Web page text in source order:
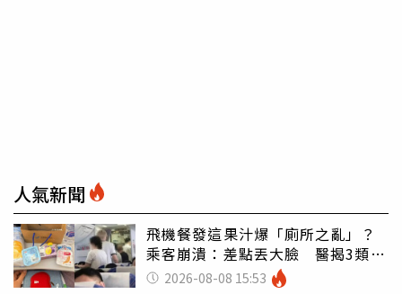
人氣新聞
飛機餐發這果汁爆「廁所之亂」？
乘客崩潰：差點丟大臉 醫揭3類人
別亂喝
2026-08-08 15:53